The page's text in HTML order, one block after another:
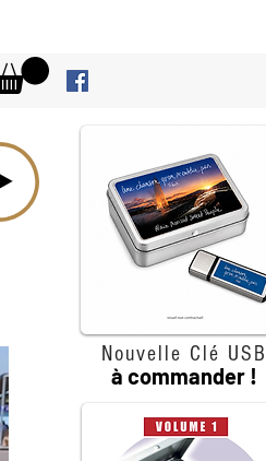
Nouvelle Clé USB
à commander !